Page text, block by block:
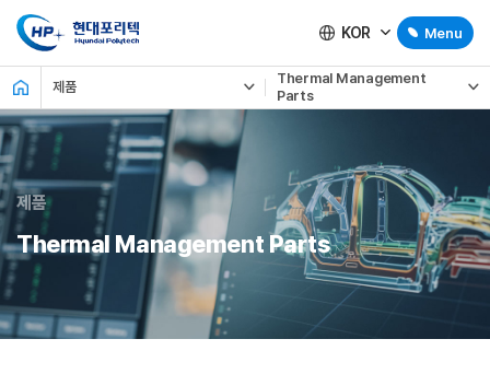
KOR Menu
제품
Thermal Management
Parts
제품
Thermal Management Parts